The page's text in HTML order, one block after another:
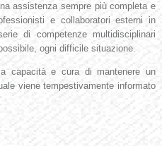
assistenza sempre più completa e
e collaboratori esterni in
di competenze multidisciplinari
ogni difficile situazione.
capacità e cura di mantenere un
viene tempestivamente informato